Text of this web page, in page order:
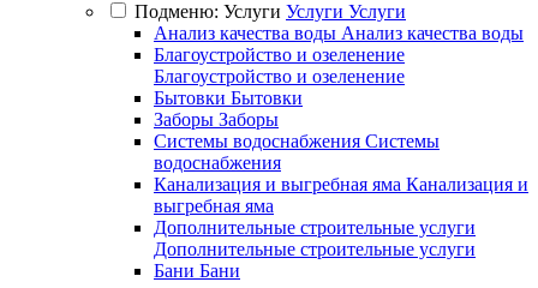
Подменю: Услуги Услуги Услуги
Анализ качества воды Анализ качества воды
Благоустройство и озеленение
Благоустройство и озеленение
Бытовки Бытовки
Заборы Заборы
Системы водоснабжения Системы
водоснабжения
Канализация и выгребная яма Канализация и
выгребная яма
Дополнительные строительные услуги
Дополнительные строительные услуги
Бани Бани